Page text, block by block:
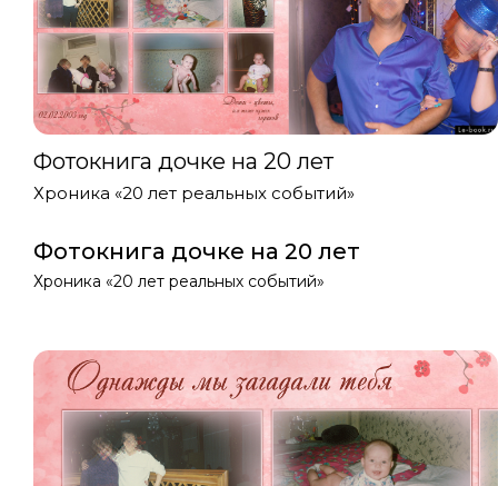
Фотокнига дочке на 20 лет
Хроника «20 лет реальных событий»
Фотокнига дочке на 20 лет
Хроника «20 лет реальных событий»